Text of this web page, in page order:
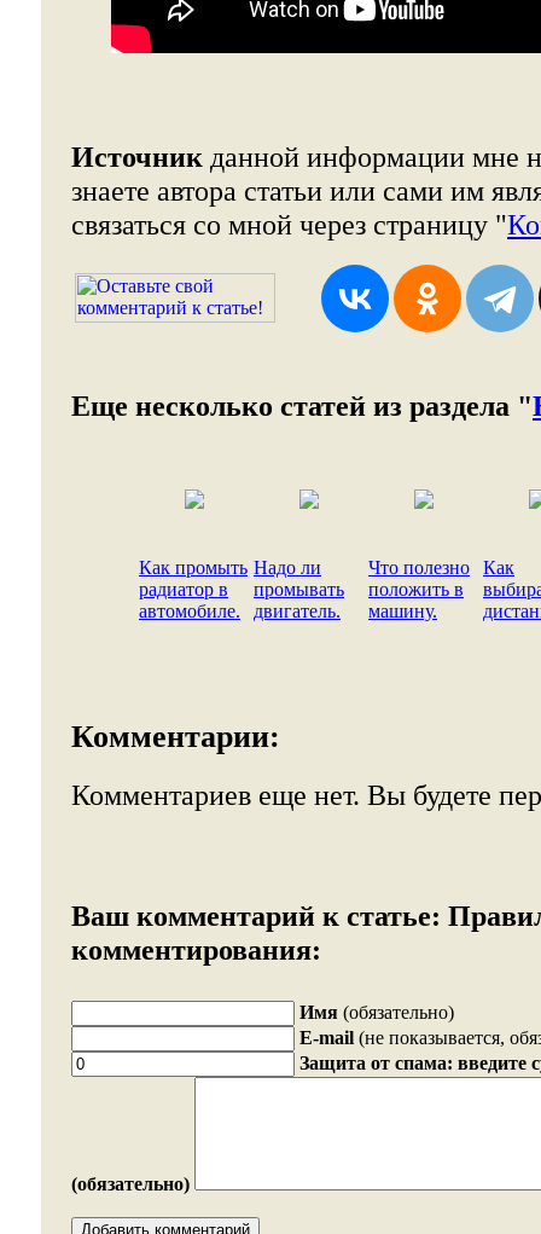
Источник данной информации мне
знаете автора статьи или сами им
связаться со мной через страницу "
Еще несколько статей из раздела "
Как промыть
радиатор в
автомобиле.
Надо ли
промывать
двигатель.
Что полезно
положить в
машину.
Как
Комментарии:
Комментариев еще нет. Вы будете
Ваш комментарий к статье:
комментирования:
Имя (обязательно)
E-mail (не показывается,
Защита от спама: введите
(обязательно)